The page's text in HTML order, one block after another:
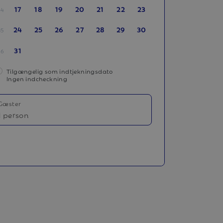
17 18 19 20 21 22 23
24 25 26 27 28 29 30
31
Tilgængelig som indtjekningsdato
Ingen indcheckning
person